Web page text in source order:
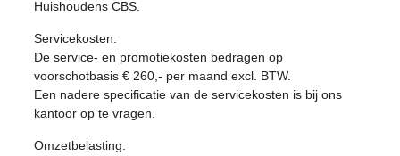
Huishoudens CBS.
Servicekosten:
De service- en promotiekosten bedragen op
voorschotbasis € 260,- per maand excl. BTW.
Een nadere specificatie van de servicekosten is bij ons
kantoor op te vragen.
Omzetbelasting: